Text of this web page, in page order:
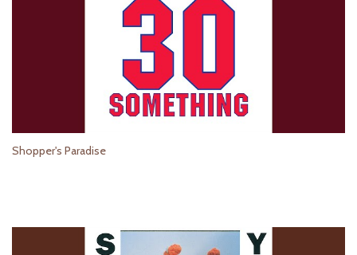
Shopper's Paradise